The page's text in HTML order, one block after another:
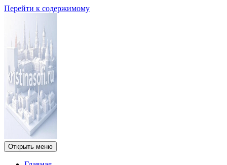
Перейти к содержимому
Открыть меню